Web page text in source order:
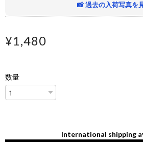
📸 過去の入荷写真を
¥1,480
数量
International shipping